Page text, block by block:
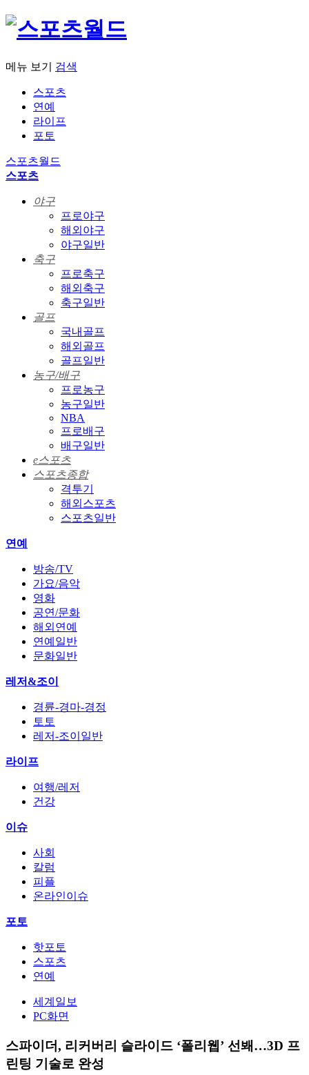
메뉴 보기 검색
스포츠
연예
라이프
포토
스포츠월드
스포츠
야구
프로야구
해외야구
야구일반
축구
프로축구
해외축구
축구일반
골프
국내골프
해외골프
골프일반
농구/배구
프로농구
농구일반
NBA
프로배구
배구일반
e스포츠
스포츠종합
격투기
해외스포츠
스포츠일반
연예
방송/TV
가요/음악
영화
공연/문화
해외연예
연예일반
문화일반
레저&조이
경륜-경마-경정
토토
레저-조이일반
라이프
여행/레저
건강
이슈
사회
칼럼
피플
온라인이슈
포토
핫포토
스포츠
연예
세계일보
PC화면
스파이더, 리커버리 슬라이드 ‘폴리웹’ 선봬…3D 프
린팅 기술로 완성